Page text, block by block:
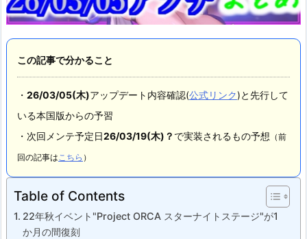
この記事で分かること
・ 26/03/05(木)アップデート内容確認(公式リンク)と先行して
いる本国版からの予習
・次回メンテ予定日26/03/19(木)？ で実装されるもの予想 （前
回の記事はこちら ）
Table of Contents
22年秋イベント"Project ORCA スターナイトステージ"が1
か月の間復刻